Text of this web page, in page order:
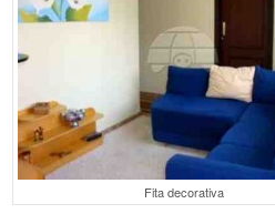
Fita decorativa